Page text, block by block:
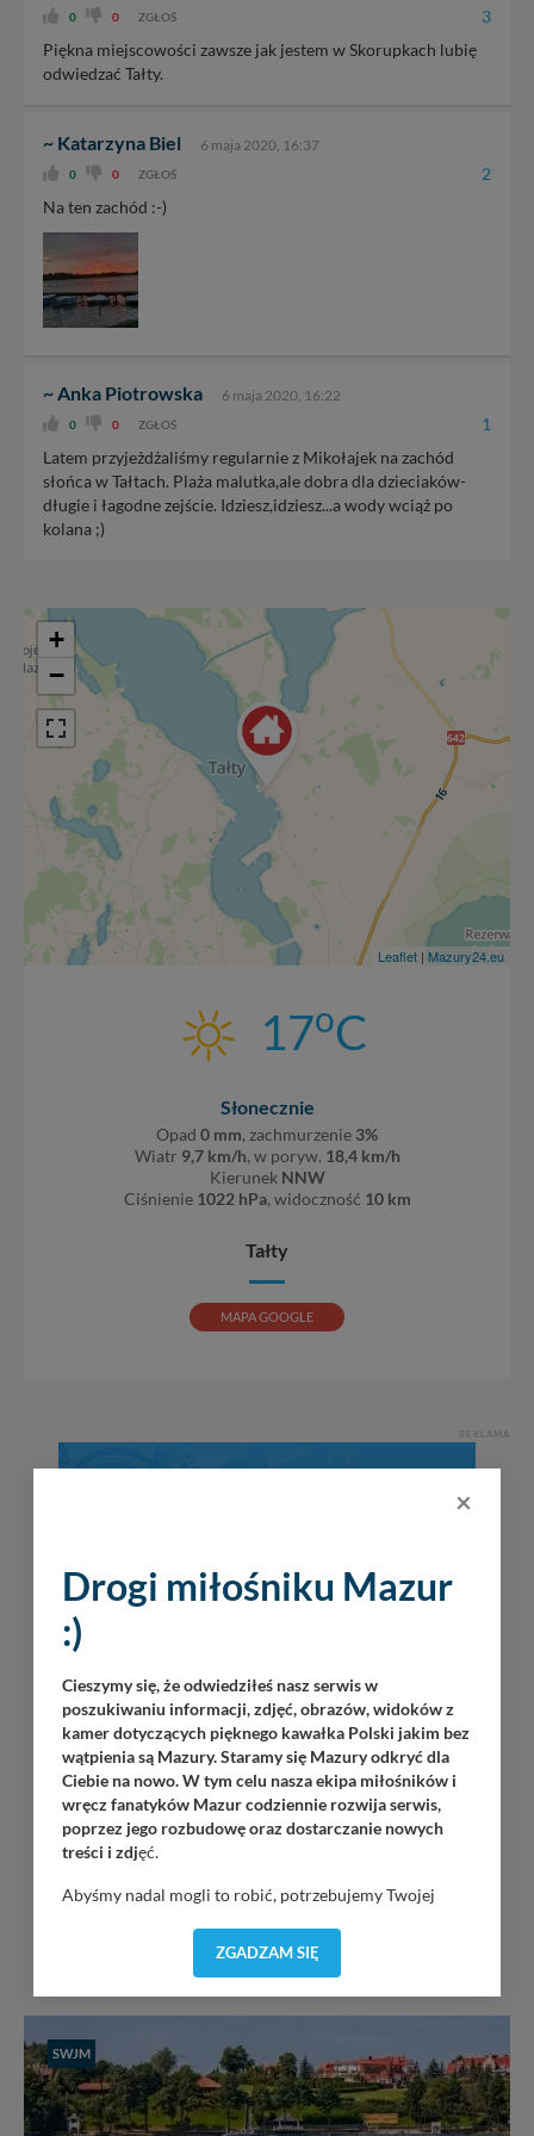
0 0 ZGŁOŚ 3
Piękna miejscowości zawsze jak jestem w Skorupkach lubię
odwiedzać Tałty.
~ Katarzyna Biel 6 maja 2020, 16:37
0 0 ZGŁOŚ 2
Na ten zachód :-)
~ Anka Piotrowska 6 maja 2020, 16:22
0 0 ZGŁOŚ 1
Latem przyjeżdżaliśmy regularnie z Mikołajek na zachód
słońca w Tałtach. Plaża malutka,ale dobra dla dzieciaków-
długie i łagodne zejście. Idziesz,idziesz...a wody wciąż po
kolana ;)
+
−
Leaflet | Mazury24.eu
17oC
Słonecznie
Opad 0 mm, zachmurzenie 3%
Wiatr 9,7 km/h, w poryw. 18,4 km/h
Kierunek NNW
Ciśnienie 1022 hPa, widoczność 10 km
Tałty
MAPA GOOGLE
REKLAMA
INNE W OKOLICY
SWJM
×
Drogi miłośniku Mazur
:)
Cieszymy się, że odwiedziłeś nasz serwis w
poszukiwaniu informacji, zdjęć, obrazów, widoków z
kamer dotyczących pięknego kawałka Polski jakim bez
wątpienia są Mazury. Staramy się Mazury odkryć dla
Ciebie na nowo. W tym celu nasza ekipa miłośników i
wręcz fanatyków Mazur codziennie rozwija serwis,
poprzez jego rozbudowę oraz dostarczanie nowych
treści i zdjęć.
Abyśmy nadal mogli to robić, potrzebujemy Twojej
dostosować do Twoich preferencji. Twoje dane (w tym
pliki cookies) będą zapisywane w celu usprawnienia
wyszukania, ulubione miejsca, logowania, itp).
Bezpieczeństwo Twoich danych jest dla nas
priorytetowe, bez poinformowania Ciebie nie będziemy
zmieniać zakresu naszych uprawnień. Twoje dane są u
nas bezpieczne, jeśli masz wątpliwości co do naszych
ZGADZAM SIĘ